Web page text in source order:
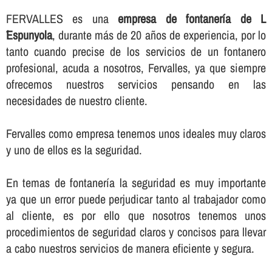
FERVALLES es unaempresa de fontanerí­a de L
´Espunyola, durante más de 20 años de experiencia, por lo
tanto cuando precise de los servicios de un fontanero
profesional, acuda a nosotros, Fervalles, ya que siempre
ofrecemos nuestros servicios pensando en las
necesidades de nuestro cliente.
Fervalles como empresa tenemos unos ideales muy claros
y uno de ellos es la seguridad.
En temas de fontanerí­a la seguridad es muy importante
ya que un error puede perjudicar tanto al trabajador como
al cliente, es por ello que nosotros tenemos unos
procedimientos de seguridad claros y concisos para llevar
a cabo nuestros servicios de manera eficiente y segura.